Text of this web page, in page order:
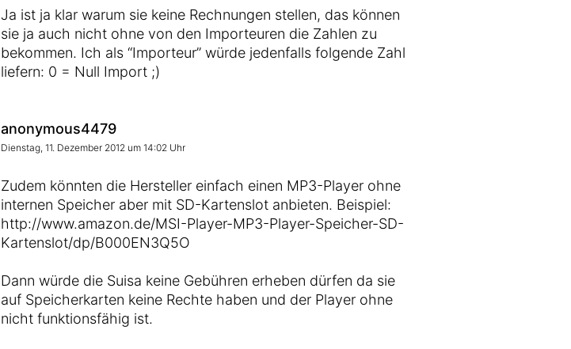
Ja ist ja klar warum sie keine Rechnungen stellen, das können
sie ja auch nicht ohne von den Importeuren die Zahlen zu
bekommen. Ich als “Importeur” würde jedenfalls folgende Zahl
liefern: 0 = Null Import ;)
Kommentar von
anonymous4479
Dienstag, 11. Dezember 2012 um 14:02 Uhr
Zudem könnten die Hersteller einfach einen MP3-Player ohne
internen Speicher aber mit SD-Kartenslot anbieten. Beispiel:
http://www.amazon.de/MSI-Player-MP3-Player-Speicher-SD-
Kartenslot/dp/B000EN3Q5O
Dann würde die Suisa keine Gebühren erheben dürfen da sie
auf Speicherkarten keine Rechte haben und der Player ohne
nicht funktionsfähig ist.